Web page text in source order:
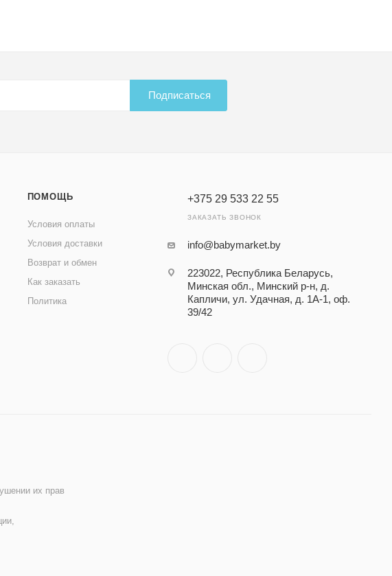
Подписаться
ПОМОЩЬ
Условия оплаты
Условия доставки
Возврат и обмен
Как заказать
Политика
+375 29 533 22 55
ЗАКАЗАТЬ ЗВОНОК
info@babymarket.by
223022, Республика Беларусь,
Минская обл., Минский р-н, д.
Капличи, ул. Удачная, д. 1А-1, оф.
39/42
их прав